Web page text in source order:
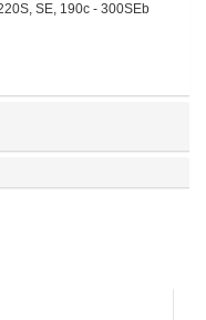
SE, 190c - 300SEb